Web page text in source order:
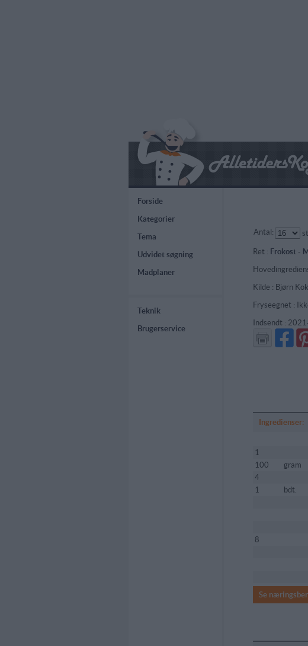
Forside
Kategorier
Tema
Udvidet søgning
Madplaner
Teknik
Brugerservice
Antal:
Ret : Frokost-
Kilde : Bjørn Kok
Fryseegnet :
Indsendt :
Del
på
Facebook
Del
på
Ingredienser:
1
100
gram
4
1
bdt.
8
Se